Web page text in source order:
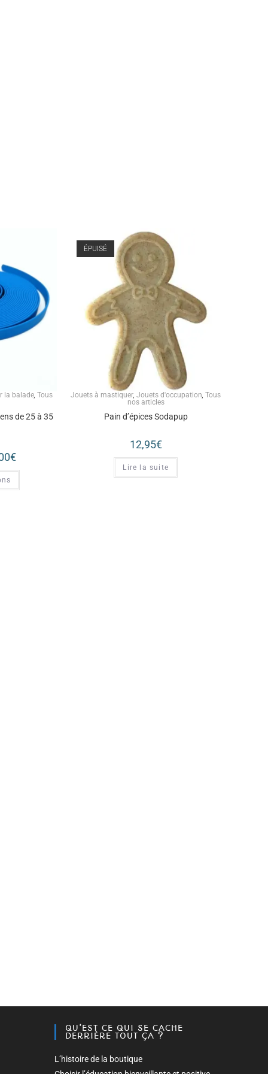
la balade,Tous
de 25 à 35
€
ÉPUISÉ
Jouets à mastiquer,Jouets d'occupation,Tous
nos articles
Pain d’épices Sodapup
12,95€
Lire la suite
QU’EST CE QUI SE CACHE
DERRIÈRE TOUT ÇA ?
L’histoire de la boutique